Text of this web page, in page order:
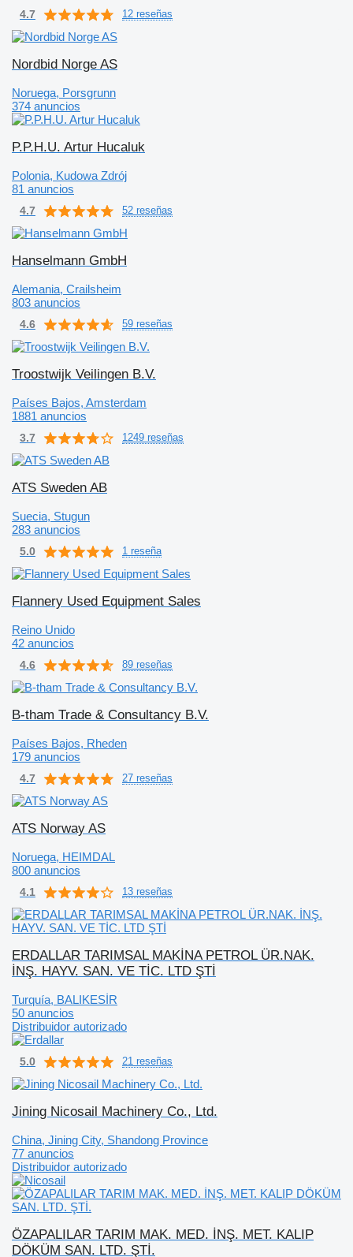
4.7 12 reseñas
Nordbid Norge AS
Noruega, Porsgrunn
374 anuncios
P.P.H.U. Artur Hucaluk
Polonia, Kudowa Zdrój
81 anuncios
4.7 52 reseñas
Hanselmann GmbH
Alemania, Crailsheim
803 anuncios
4.6 59 reseñas
Troostwijk Veilingen B.V.
Países Bajos, Amsterdam
1881 anuncios
3.7 1249 reseñas
ATS Sweden AB
Suecia, Stugun
283 anuncios
5.0 1 reseña
Flannery Used Equipment Sales
Reino Unido
42 anuncios
4.6 89 reseñas
B-tham Trade & Consultancy B.V.
Países Bajos, Rheden
179 anuncios
4.7 27 reseñas
ATS Norway AS
Noruega, HEIMDAL
800 anuncios
4.1 13 reseñas
ERDALLAR TARIMSAL MAKİNA PETROL ÜR.NAK.
İNŞ. HAYV. SAN. VE TİC. LTD ŞTİ
Turquía, BALIKESİR
50 anuncios
Distribuidor autorizado
5.0 21 reseñas
Jining Nicosail Machinery Co., Ltd.
China, Jining City, Shandong Province
77 anuncios
Distribuidor autorizado
ÖZAPALILAR TARIM MAK. MED. İNŞ. MET. KALIP
DÖKÜM SAN. LTD. ŞTİ.